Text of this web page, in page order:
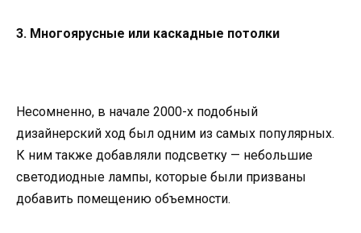
3. Многоярусные или каскадные потолки
Несомненно, в начале 2000-х подобный
дизайнерский ход был одним из самых популярных.
К ним также добавляли подсветку — небольшие
светодиодные лампы, которые были призваны
добавить помещению объемности.